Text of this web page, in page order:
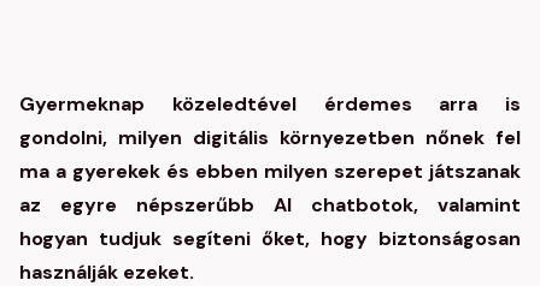
Gyermeknap közeledtével érdemes arra is
gondolni, milyen digitális környezetben nőnek fel
ma a gyerekek és ebben milyen szerepet játszanak
az egyre népszerűbb AI chatbotok, valamint
hogyan tudjuk segíteni őket, hogy biztonságosan
használják ezeket.